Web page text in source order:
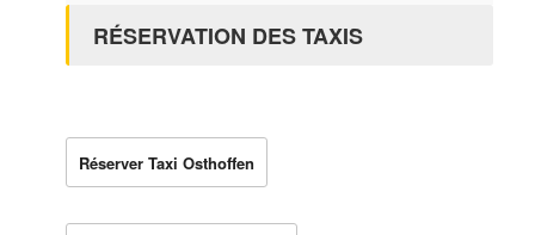
RÉSERVATION DES TAXIS
Réserver Taxi Osthoffen